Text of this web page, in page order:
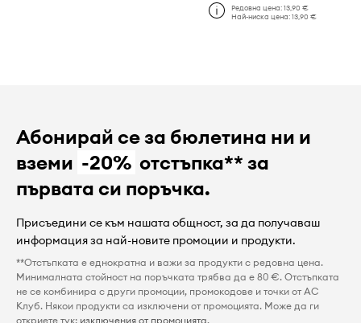
Редовна цена: 13,90 €
Най-ниска цена: 13,90 €
Абонирай се за бюлетина ни и
вземи -20% отстъпка** за
първата си поръчка.
Присъедини се към нашата общност, за да получаваш
информация за най-новите промоции и продукти.
**Отстъпката е еднократна и важи за продукти с редовна цена.
Минималната стойност на поръчката трябва да е 80 €. Отстъпката
не се комбинира с други промоции, промокодове и точки от AC
Клуб. Някои продукти са изключени от промоцията. Може да ги
откриете тук: изключения от промоцията.